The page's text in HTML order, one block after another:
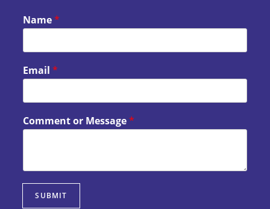
Name*
Email*
Comment or Message*
SUBMIT